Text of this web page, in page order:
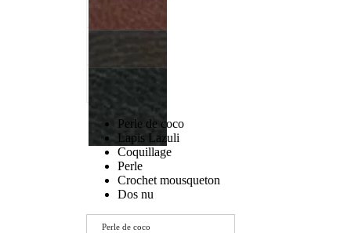
Perle de coco
Lapis Lazuli
Coquillage
Perle
Crochet mousqueton
Dos nu
Perle de coco